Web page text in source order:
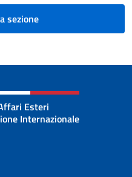
sezione
Esteri
Internazionale